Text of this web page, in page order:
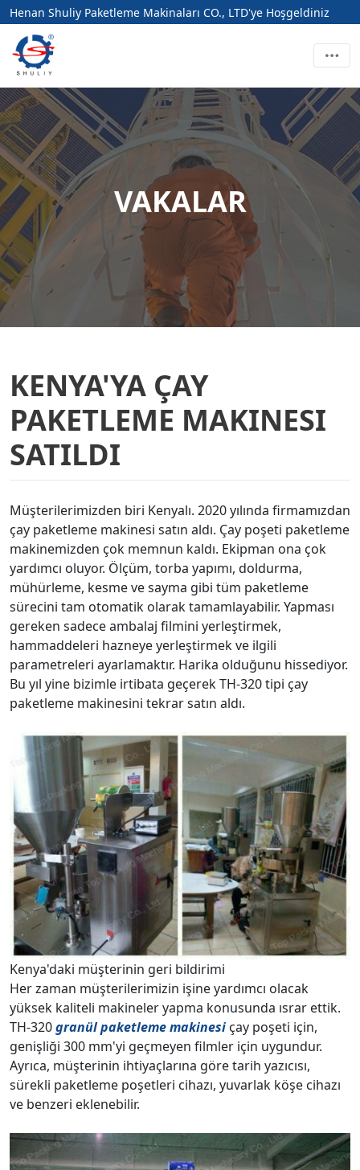
Henan Shuliy Paketleme Makinaları CO., LTD'ye Hoşgeldiniz
VAKALAR
KENYA'YA ÇAY
PAKETLEME MAKINESI
SATILDI
Müşterilerimizden biri Kenyalı. 2020 yılında firmamızdan
çay paketleme makinesi satın aldı. Çay poşeti paketleme
makinemizden çok memnun kaldı. Ekipman ona çok
yardımcı oluyor. Ölçüm, torba yapımı, doldurma,
mühürleme, kesme ve sayma gibi tüm paketleme
sürecini tam otomatik olarak tamamlayabilir. Yapması
gereken sadece ambalaj filmini yerleştirmek,
hammaddeleri hazneye yerleştirmek ve ilgili
parametreleri ayarlamaktır. Harika olduğunu hissediyor.
Bu yıl yine bizimle irtibata geçerek TH-320 tipi çay
paketleme makinesini tekrar satın aldı.
Kenya'daki müşterinin geri bildirimi
Her zaman müşterilerimizin işine yardımcı olacak
yüksek kaliteli makineler yapma konusunda ısrar ettik.
TH-320granül paketleme makinesi çay poşeti için,
genişliği 300 mm'yi geçmeyen filmler için uygundur.
Ayrıca, müşterinin ihtiyaçlarına göre tarih yazıcısı,
sürekli paketleme poşetleri cihazı, yuvarlak köşe cihazı
ve benzeri eklenebilir.